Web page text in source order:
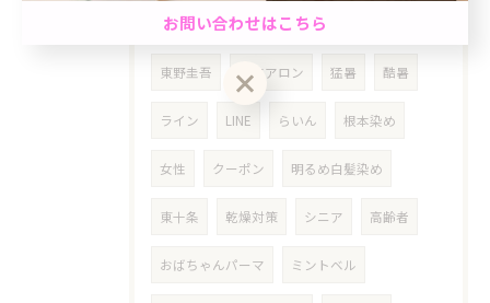
夏至 シリコン除去 本
東野圭吾 ヘアアロン 猛暑 酷暑
ライン LINE らいん 根本染め
女性 クーポン 明るめ白髪染め
東十条 乾燥対策 シニア 高齢者
おばちゃんパーマ ミントベル
クーポン一覧はこちら
お問い合わせはこちら
男性限定★最短60分で完了のクイック白髪染め＆カ
ット☆「ちょっと気になる…」を気軽にケア。週末
前におすすめ◎自然で清潔感のある仕上がり☆
お問い合わせはこちら